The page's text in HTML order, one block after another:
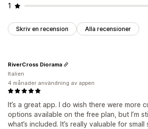
1
Skriv en recension Alla recensioner
It’s a great app. I do wish there were more
options available on the free plan, but I’m
what’s included. It’s really valuable for
RiverCross Diorama
Italien
4 månader användning av appen